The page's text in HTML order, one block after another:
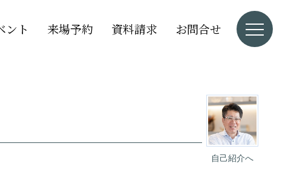
ント 来場予約 資料請求 お問合せ
自己紹介へ